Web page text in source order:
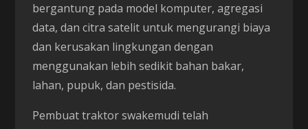
bergantung pada model komputer, agregasi
data, dan citra satelit untuk mengurangi biaya
dan kerusakan lingkungan dengan
menggunakan lebih sedikit bahan bakar,
lahan, pupuk, dan pestisida.
Pembuat traktor swakemudi telah